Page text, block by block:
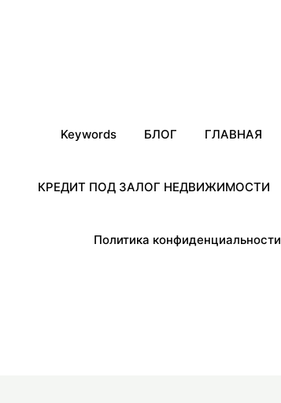
Keywords БЛОГ ГЛАВНАЯ
КРЕДИТ ПОД ЗАЛОГ НЕДВИЖИМОСТИ
Политика конфиденциальности